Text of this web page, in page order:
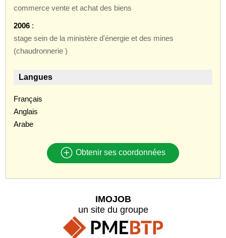
commerce vente et achat des biens
2006 :
stage sein de la ministère d'énergie et des mines
(chaudronnerie )
Langues
Français
Anglais
Arabe
Obtenir ses coordonnées
IMOJOB
un site du groupe